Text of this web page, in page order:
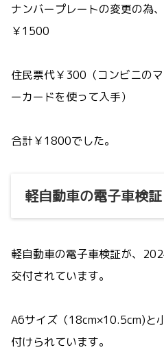
ナンバープレートの変更の為
￥1500
住民票代￥300（コンビニの
ーカードを使って入手）
合計￥1800でした。
軽自動車の電子車検
軽自動車の電子車検証が、
交付されています。
A6サイズ（18cm×10.5cm)と
付けられています。